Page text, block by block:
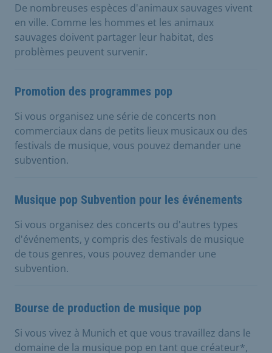
De nombreuses espèces d'animaux sauvages vivent
en ville. Comme les hommes et les animaux
sauvages doivent partager leur habitat, des
problèmes peuvent survenir.
Promotion des programmes pop
Si vous organisez une série de concerts non
commerciaux dans de petits lieux musicaux ou des
festivals de musique, vous pouvez demander une
subvention.
Musique pop Subvention pour les événements
Si vous organisez des concerts ou d'autres types
d'événements, y compris des festivals de musique
de tous genres, vous pouvez demander une
subvention.
Bourse de production de musique pop
Si vous vivez à Munich et que vous travaillez dans le
domaine de la musique pop en tant que créateur*,